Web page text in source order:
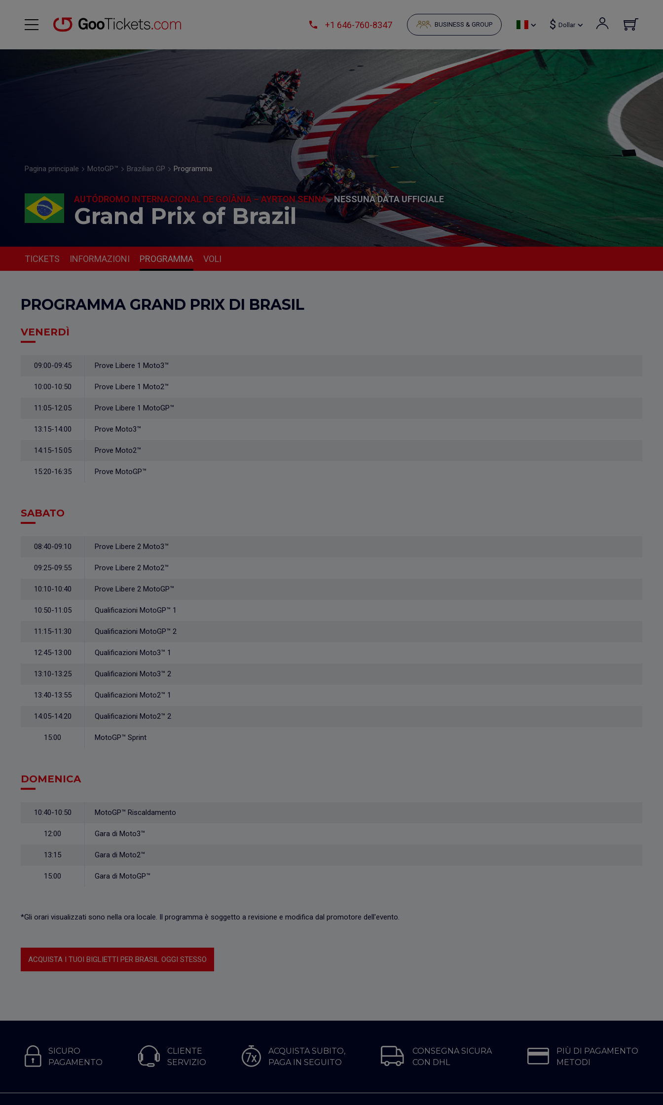
+1 646-760-8347 BUSINESS & GROUP $ Dollar
Pagina principale MotoGP™ Brazilian GP Programma
AUTÓDROMO INTERNACIONAL DE GOIÂNIA – AYRTON SENNA NESSUNA DATA UFFICIALE
Grand Prix of Brazil
TICKETS INFORMAZIONI PROGRAMMA VOLI
PROGRAMMA GRAND PRIX DI BRASIL
VENERDÌ
09:00-09:45 Prove Libere 1 Moto3™
10:00-10:50 Prove Libere 1 Moto2™
11:05-12:05 Prove Libere 1 MotoGP™
13:15-14:00 Prove Moto3™
14:15-15:05 Prove Moto2™
15:20-16:35 Prove MotoGP™
SABATO
08:40-09:10 Prove Libere 2 Moto3™
09:25-09:55 Prove Libere 2 Moto2™
10:10-10:40 Prove Libere 2 MotoGP™
10:50-11:05 Qualificazioni MotoGP™ 1
11:15-11:30 Qualificazioni MotoGP™ 2
12:45-13:00 Qualificazioni Moto3™ 1
13:10-13:25 Qualificazioni Moto3™ 2
13:40-13:55 Qualificazioni Moto2™ 1
14:05-14:20 Qualificazioni Moto2™ 2
15:00 MotoGP™ Sprint
DOMENICA
10:40-10:50 MotoGP™ Riscaldamento
12:00 Gara di Moto3™
13:15 Gara di Moto2™
15:00 Gara di MotoGP™
*Gli orari visualizzati sono nella ora locale. Il programma è soggetto a revisione e modifica dal promotore dell'evento.
ACQUISTA I TUOI BIGLIETTI PER BRASIL OGGI STESSO
SICURO
PAGAMENTO
CLIENTE
SERVIZIO
ACQUISTA SUBITO,
PAGA IN SEGUITO
CONSEGNA SICURA
CON DHL
PIÙ DI PAGAMENTO
METODI